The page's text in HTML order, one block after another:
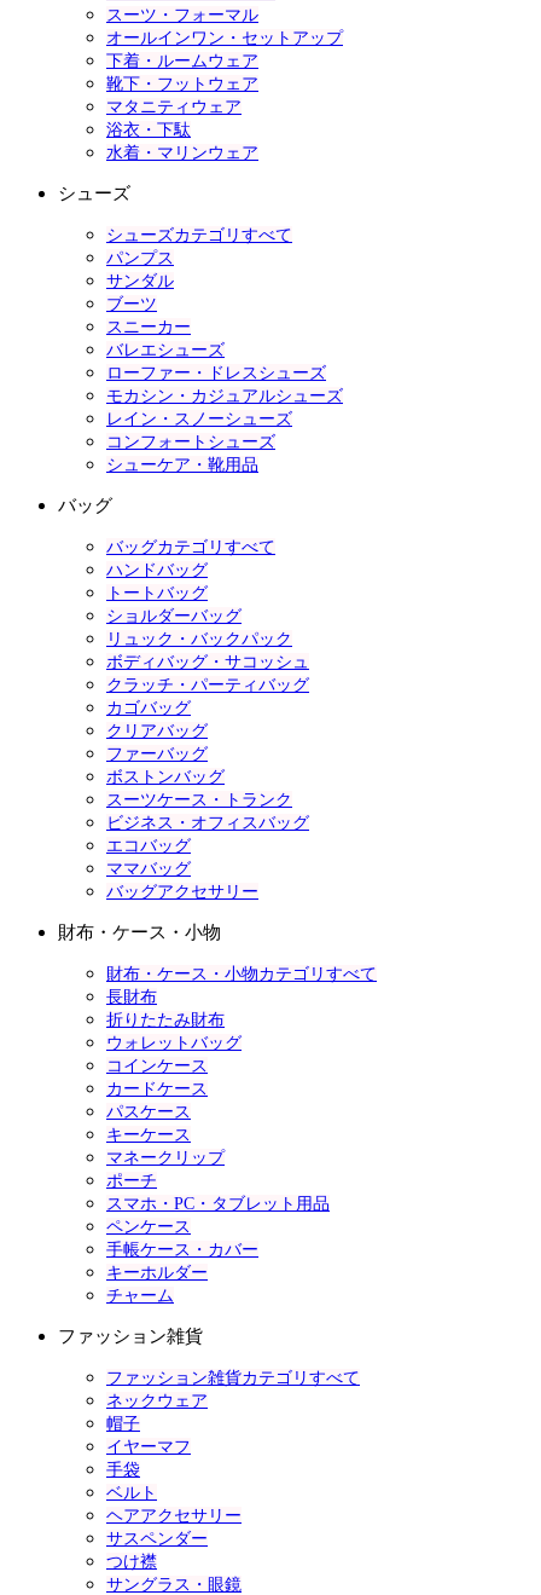
スーツ・フォーマル
オールインワン・セットアップ
下着・ルームウェア
靴下・フットウェア
マタニティウェア
浴衣・下駄
水着・マリンウェア
シューズ
シューズカテゴリすべて
パンプス
サンダル
ブーツ
スニーカー
バレエシューズ
ローファー・ドレスシューズ
モカシン・カジュアルシューズ
レイン・スノーシューズ
コンフォートシューズ
シューケア・靴用品
バッグ
バッグカテゴリすべて
ハンドバッグ
トートバッグ
ショルダーバッグ
リュック・バックパック
ボディバッグ・サコッシュ
クラッチ・パーティバッグ
カゴバッグ
クリアバッグ
ファーバッグ
ボストンバッグ
スーツケース・トランク
ビジネス・オフィスバッグ
エコバッグ
ママバッグ
バッグアクセサリー
財布・ケース・小物
財布・ケース・小物カテゴリすべて
長財布
折りたたみ財布
ウォレットバッグ
コインケース
カードケース
パスケース
キーケース
マネークリップ
ポーチ
スマホ・PC・タブレット用品
ペンケース
手帳ケース・カバー
キーホルダー
チャーム
ファッション雑貨
ファッション雑貨カテゴリすべて
ネックウェア
帽子
イヤーマフ
手袋
ベルト
ヘアアクセサリー
サスペンダー
つけ襟
サングラス・眼鏡